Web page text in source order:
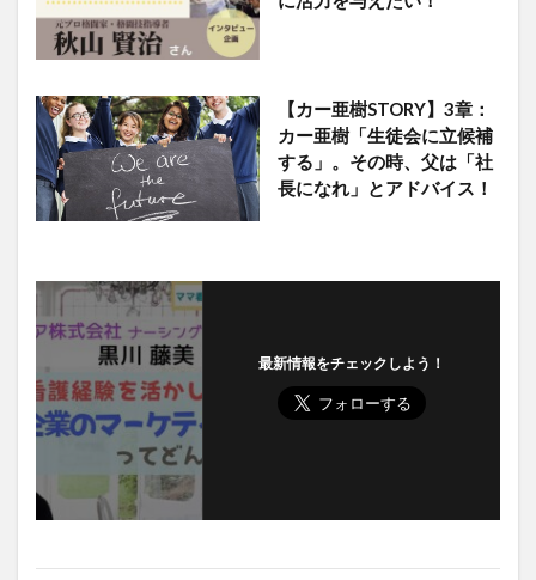
【カー亜樹STORY】3章：
カー亜樹「生徒会に立候補
する」。その時、父は「社
長になれ」とアドバイス！
最新情報をチェックしよう！